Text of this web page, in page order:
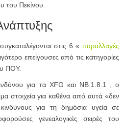
του Πεκίνου.
στις 6 « παραλλαγές
επείγουσες από τις κατηγορίες
ΠΟΥ.
για τα XFG και NB.1.8.1 , ο
στοιχεία για καθένα από αυτά «δεν
για τη δημόσια υγεία σε
γενεαλογικές σειρές του